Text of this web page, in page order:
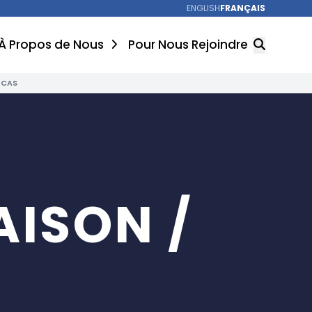
ENGLISHFRANÇAIS
Propos de Nous Pour Nous Rejoindre
/